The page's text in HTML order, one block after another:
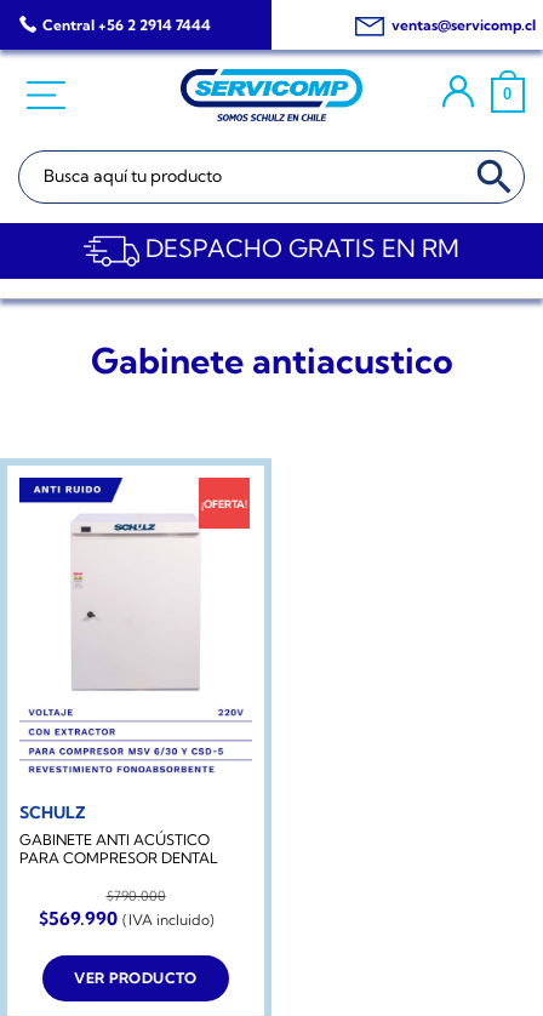
Saltar
al
Central +56 2 2914 7444 ventas@servicomp.cl
0
Buscar: BOTÓN DE
DESPACHO GRATIS EN RM
Gabinete antiacustico
¡OFERTA!
SCHULZ
GABINETE ANTI ACÚSTICO
PARA COMPRESOR DENTAL
$790.000
El
precio
original
era:
$790.000.
$569.990El
precio
actual
es:
$569.990.
(IVA incluido)
VER PRODUCTO